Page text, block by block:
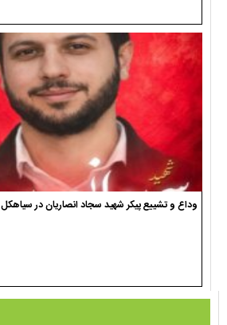
وداع و تشییع پیکر شهید سجاد انصاریان در سیاهکل